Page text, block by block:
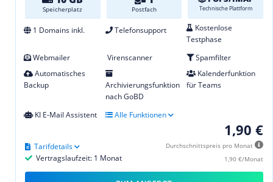
Speicherplatz Postfach Technische Plattform
1 Domains inkl. Telefonsupport
Kostenlose
Testphase
Webmailer
Virenscanner
Spamfilter
Automatisches
Backup
Archivierungsfunktion
nach GoBD
Kalenderfunktion
für Teams
KI E-Mail Assistent Alle Funktionen
1,90 €
Durchschnittspreis pro Monat
1,90 €/Monat
Vertragslaufzeit: 1 Monat
Tarifdetails